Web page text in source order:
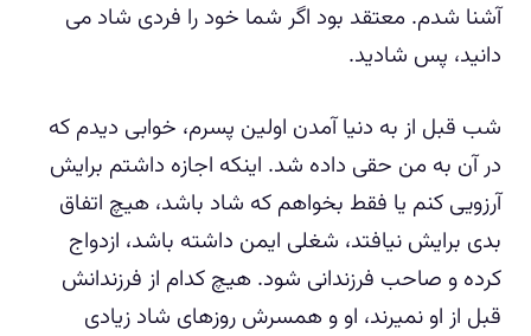
آشنا شدم. معتقد بود اگر شما خود را فردی شاد می
دانید، پس شادید.
شب قبل از به دنیا آمدن اولین پسرم، خوابی دیدم که
در آن به من حقی داده شد. اینکه اجازه داشتم برایش
آرزویی کنم یا فقط بخواهم که شاد باشد، هیچ اتفاق
بدی برایش نیافتد، شغلی ایمن داشته باشد، ازدواج
کرده و صاحب فرزندانی شود. هیچ کدام از فرزندانش
قبل از او نمیرند، او و همسرش روزهای شاد زیادی